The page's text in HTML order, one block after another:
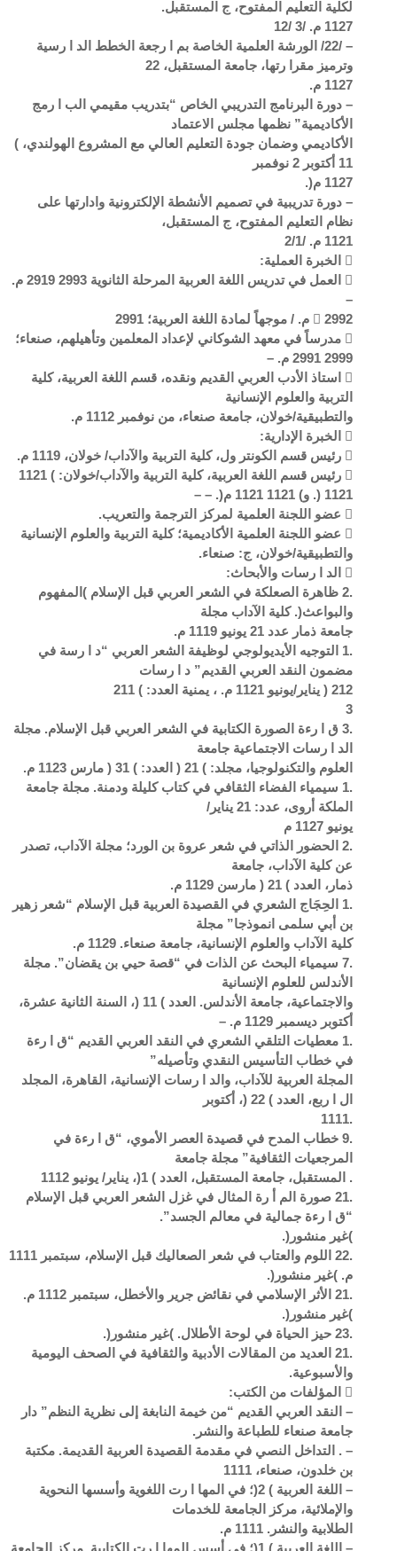
لكلية التعليم المفتوح، ج المستقبل.
1127 م. /3 /12
– /22/ الورشة العلمية الخاصة بم ا رجعة الخطط الد ا رسية
وترميز مقرا رتها، جامعة المستقبل، 22
1127 م.
– دورة البرنامج التدريبي الخاص “بتدريب مقيمي الب ا رمج
الأكاديمية” نظمها مجلس الاعتماد
الأكاديمي وضمان جودة التعليم العالي مع المشروع الهولندي، )
11 أكتوبر 2 نوفمبر
1127 م(.
– دورة تدريبية في تصميم الأنشطة الإلكترونية وادارتها على
نظام التعليم المفتوح، ج المستقبل،
1121 م. /2/1
 الخبرة العملية:
 العمل في تدريس اللغة العربية المرحلة الثانوية 2993 2919 م.
–
 2992 م. / موجهاً لمادة اللغة العربية؛ 2991
 مدرساً في معهد الشوكاني لإعداد المعلمين وتأهيلهم، صنعاء؛
2999 2991 م. –
 استاذ الأدب العربي القديم ونقده، قسم اللغة العربية، كلية
التربية والعلوم الإنسانية
والتطبيقية/خولان، جامعة صنعاء، من نوفمبر 1112 م.
 الخبرة الإدارية:
 رئيس قسم الكونتر ول، كلية التربية والآداب/ خولان، 1119 م.
 رئيس قسم اللغة العربية، كلية التربية والآداب/خولان: ) 1121
1121 (. و) 1121 1121 م(. – –
 عضو اللجنة العلمية لمركز الترجمة والتعريب.
 عضو اللجنة العلمية الأكاديمية؛ كلية التربية والعلوم الإنسانية
والتطبيقية/خولان، ج: صنعاء.
 الد ا رسات والأبحاث:
.2 ظاهرة الصعلكة في الشعر العربي قبل الإسلام )المفهوم
والبواعث(. كلية الآداب مجلة
جامعة ذمار عدد 21 يونيو 1119 م.
.1 التوجيه الأيديولوجي لوظيفة الشعر العربي “د ا رسة في
مضمون النقد العربي القديم” د ا رسات
212 ( يناير/يونيو 1121 م. ، يمنية العدد: ) 211
3
.3 ق ا رءة الصورة الكتابية في الشعر العربي قبل الإسلام. مجلة
الد ا رسات الاجتماعية جامعة
العلوم والتكنولوجيا، مجلد: ) 21 ( العدد: ) 31 ( مارس 1123 م.
.1 سيمياء الفضاء الثقافي في كتاب كليلة ودمنة. مجلة جامعة
الملكة أروى، عدد: 21 يناير/
يونيو 1127 م
.2 الحضور الذاتي في شعر عروة بن الورد؛ مجلة الآداب، تصدر
عن كلية الآداب، جامعة
ذمار، العدد ) 21 ( مارسن 1129 م.
.1 الحِجَاج الشعري في القصيدة العربية قبل الإسلام “شعر زهير
بن أبي سلمى انموذجا” مجلة
كلية الآداب والعلوم الإنسانية، جامعة صنعاء. 1129 م.
.7 سيمياء البحث عن الذات في “قصة حيي بن يقضان”. مجلة
الأندلس للعلوم الإنسانية
والاجتماعية، جامعة الأندلس. العدد ) 11 (، السنة الثانية عشرة،
أكتوبر ديسمبر 1129 م. –
.1 معطيات التلقي الشعري في النقد العربي القديم “ق ا رءة
في خطاب التأسيس النقدي وتأصيله”
المجلة العربية للآداب، والد ا رسات الإنسانية، القاهرة، المجلد
ال ا ربع، العدد ) 22 (، أكتوبر
.1111
.9 خطاب المدح في قصيدة العصر الأموي، “ق ا رءة في
المرجعيات الثقافية” مجلة جامعة
. المستقبل، جامعة المستقبل، العدد ) 1(، يناير/ يونيو 1112
.21 صورة الم أ رة المثال في غزل الشعر العربي قبل الإسلام
“ق ا رءة جمالية في معالم الجسد”.
)غير منشور(.
.22 اللوم والعتاب في شعر الصعاليك قبل الإسلام، سبتمبر 1111
م. )غير منشور(.
.21 الأثر الإسلامي في نقائض جرير والأخطل، سبتمبر 1112 م.
)غير منشور(.
.23 حيز الحياة في لوحة الأطلال. )غير منشور(.
.21 العديد من المقالات الأدبية والثقافية في الصحف اليومية
والأسبوعية.
 المؤلفات من الكتب:
– النقد العربي القديم “من خيمة النابغة إلى نظرية النظم” دار
جامعة صنعاء للطباعة والنشر.
– . التداخل النصي في مقدمة القصيدة العربية القديمة. مكتبة
بن خلدون، صنعاء، 1111
– اللغة العربية ) 2(؛ في المها ا رت اللغوية وأسسها النحوية
والإملائية، مركز الجامعة للخدمات
الطلابية والنشر. 1111 م.
– اللغة العربية ) 1(؛ في أسس المها ا رت الكتابية. مركز الجامعة